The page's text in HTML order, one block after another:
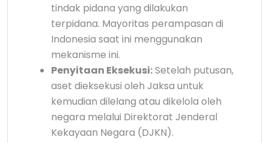
tindak pidana yang dilakukan
terpidana. Mayoritas perampasan di
Indonesia saat ini menggunakan
mekanisme ini.
Penyitaan Eksekusi:Setelah putusan,
aset dieksekusi oleh Jaksa untuk
kemudian dilelang atau dikelola oleh
negara melalui Direktorat Jenderal
Kekayaan Negara (DJKN).